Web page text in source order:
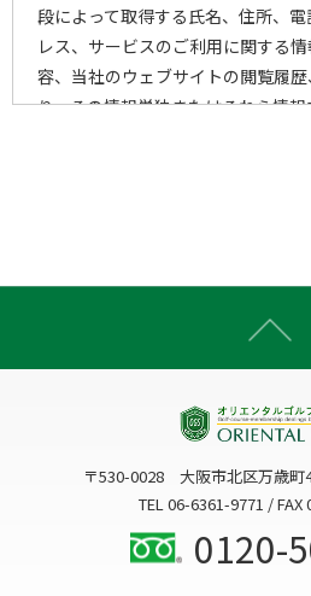
段によって取得する氏名、住所、
レス、サービスのご利用に関する
容、当社のウェブサイトの閲覧履
り、その情報単独またはそれら情
3)個人情報の利用目的
当社は、個人情報を、以下の何れ
事前にお知らせした利用目的以外
〒530-0028 大阪市北区万歳町
TEL 06-6361-9771 / FAX
0120-